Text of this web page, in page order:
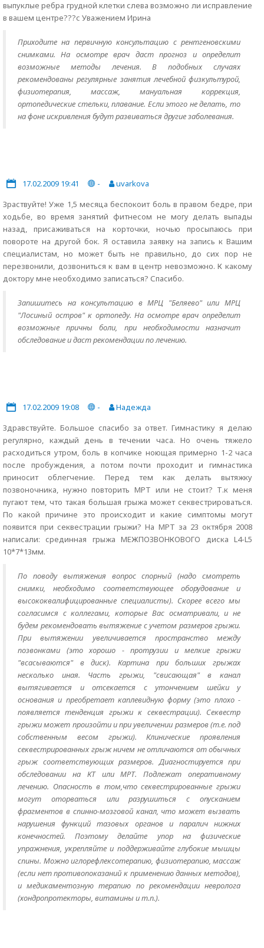
выпуклые ребра грудной клетки слева возможно ли исправление
в вашем центре???с Уважением Ирина
Приходите на первичную консультацию с рентгеновскими
снимками. На осмотре врач даст прогноз и определит
возможные методы лечения. В подобных случаях
рекомендованы регулярные занятия лечебной физкультурой,
физиотерапия, массаж, мануальная коррекция,
ортопедические стельки, плавание. Если этого не делать, то
на фоне искривления будут развиваться другие заболевания.
17.02.2009 19:41 -
uvarkova
Зраствуйте! Уже 1,5 месяца беспокоит боль в правом бедре, при
ходьбе, во время занятий фитнесом не могу делать выпады
назад, присаживаться на корточки, ночью просыпаюсь при
повороте на другой бок. Я оставила заявку на запись к Вашим
специалистам, но может быть не правильно, до сих пор не
перезвонили, дозвониться к вам в центр невозможно. К какому
доктору мне необходимо записаться? Спасибо.
Запишитесь на консультацию в МРЦ "Беляево" или МРЦ
"Лосиный остров" к ортопеду. На осмотре врач определит
возможные причны боли, при необходимости назначит
обследование и даст рекомендации по лечению.
17.02.2009 19:08 -
Надежда
Здравствуйте. Большое спасибо за ответ. Гимнастику я делаю
регулярно, каждый день в течении часа. Но очень тяжело
расходиться утром, боль в копчике ноющая примерно 1-2 часа
после пробуждения, а потом почти проходит и гимнастика
приносит облегчение. Перед тем как делать вытяжку
позвоночника, нужно повторить МРТ или не стоит? Т.к меня
пугают тем, что такая большая грыжа может секвестрироваться.
По какой причине это происходит и какие симптомы могут
появится при секвестрации грыжи? На МРТ за 23 октября 2008
написали: срединная грыжа МЕЖПОЗВОНКОВОГО диска L4-L5
10*7*13мм.
По поводу вытяжения вопрос спорный (надо смотреть
снимки, необходимо соответствующее оборудование и
высококвалифицированные специалисты). Скорее всего мы
согласимся с коллегами, которые Вас осматривали, и не
будем рекомендовать вытяжение с учетом размеров грыжи.
При вытяжении увеличивается пространство между
позвонками (это хорошо - протрузии и мелкие грыжи
"всасываются" в диск). Картина при больших грыжах
несколько иная. Часть грыжи, "свисающая" в канал
вытягивается и отсекается с утончением шейки у
основания и преобретает каплевидную форму (это плохо -
появляется тенденция грыжи к секвестрации). Секвестр
грыжи может произойти и при увеличении размеров (т.е. под
собственным весом грыжи). Клинические проявления
секвестрированных грыж ничем не отличаются от обычных
грыж соответствующих размеров. Диагностируется при
обследовании на КТ или МРТ. Подлежат оперативному
лечению. Опасность в том,что секвестрированные грыжи
могут оторваться или разрушиться с опусканием
фрагментов в спинно-мозговой канал, что может вызвать
нарушения функций тазовых органов и паралич нижних
конечностей. Поэтому делайте упор на физические
упражнения, укрепляйте и поддерживайте глубокие мышцы
спины. Можно иглорефлексотерапию, физиотерапию, массаж
(если нет противопоказаний к применению данных методов),
и медикаментозную терапию по рекомендации невролога
(хондропротекторы, витамины и т.п.).